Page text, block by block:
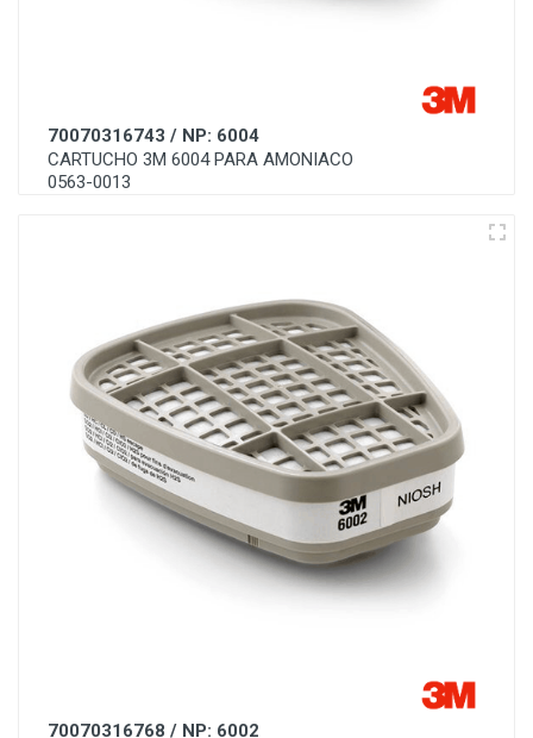
70070316743 / NP: 6004
CARTUCHO 3M 6004 PARA AMONIACO
0563-0013
70070316768 / NP: 6002